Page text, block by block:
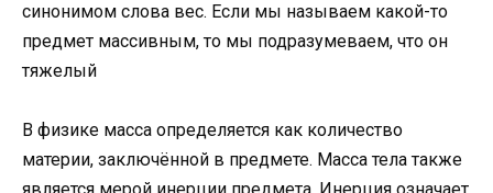
синонимом слова вес. Если мы называем какой-то
предмет массивным, то мы подразумеваем, что он
тяжелый
В физике масса определяется как количество
материи, заключённой в предмете. Масса тела также